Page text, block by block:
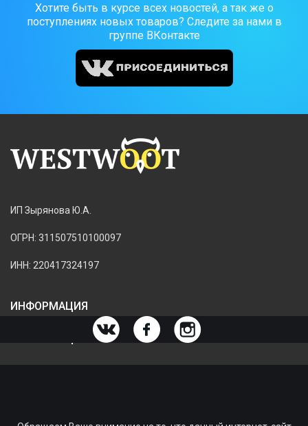
Хотите быть в курсе всех новостей, а так же о
поступлениях новых товаров? Следите за нами в
группе ВКонтакте
ИП Зырянова Ю.А.
ОГРН: 311507510100097
ИНН: 220417324197
ИНФОРМАЦИЯ
ИНФОРМАЦИЯ О МАГАЗИНЕ